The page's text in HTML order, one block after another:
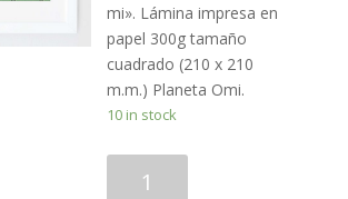
mi». Lámina impresa en
papel 300g tamaño
cuadrado (210 x 210
m.m.) Planeta Omi.
10 in stock